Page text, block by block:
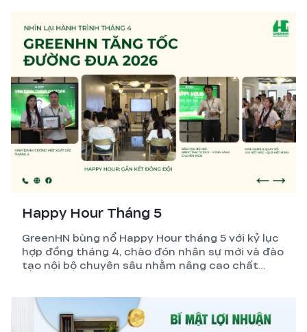
Happy Hour Tháng 5
GreenHN bùng nổ Happy Hour tháng 5 với kỷ lục
hợp đồng tháng 4, chào đón nhân sự mới và đào
tạo nội bộ chuyên sâu nhằm nâng cao chất